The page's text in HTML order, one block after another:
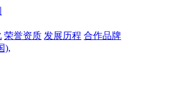
荣誉资质 发展历程 合作品牌
),